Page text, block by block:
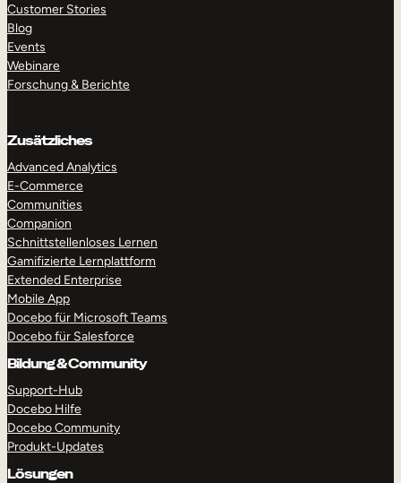
RUNDGANG MACHEN
Customer Stories
Blog
Events
Webinare
Forschung & Berichte
Zusätzliches
Advanced Analytics
E-Commerce
Communities
Companion
Schnittstellenloses Lernen
Gamifizierte Lernplattform
Extended Enterprise
Mobile App
Docebo für Microsoft Teams
Docebo für Salesforce
Bildung & Community
Support-Hub
Docebo Hilfe
Docebo Community
Produkt-Updates
Lösungen